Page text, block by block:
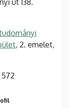
, 2. emelet,
572